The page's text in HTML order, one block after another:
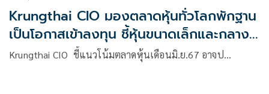
Krungthai CIO มองตลาดหุ้นทั่วโลกพักฐาน
เป็นโอกาสเข้าลงทุน ชี้หุ้นขนาดเล็กและกลาง
ในสหรัฐ ญี่ปุ่น และจีน น่าสนใจ
Krungthai CIO ชี้แนวโน้มตลาดหุ้นเดือนมิ.ย.67 อาจป…